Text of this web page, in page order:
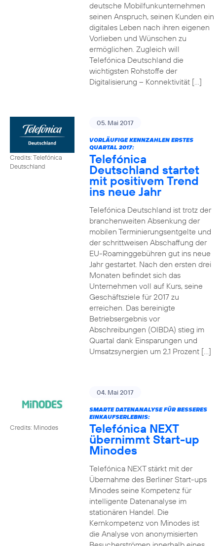
deutsche Mobilfunkunternehmen
seinen Anspruch, seinen Kunden ein
digitales Leben nach ihren eigenen
Vorlieben und Wünschen zu
ermöglichen. Zugleich will
Telefónica Deutschland die
wichtigsten Rohstoffe der
Digitalisierung – Konnektivität […]
Credits: Telefónica
Deutschland
05. Mai 2017
VORLÄUFIGE KENNZAHLEN ERSTES
QUARTAL 2017:
Telefónica
Deutschland startet
mit positivem Trend
ins neue Jahr
Telefónica Deutschland ist trotz der
branchenweiten Absenkung der
mobilen Terminierungsentgelte und
der schrittweisen Abschaffung der
EU-Roaminggebühren gut ins neue
Jahr gestartet. Nach den ersten drei
Monaten befindet sich das
Unternehmen voll auf Kurs, seine
Geschäftsziele für 2017 zu
erreichen. Das bereinigte
Betriebsergebnis vor
Abschreibungen (OIBDA) stieg im
Quartal dank Einsparungen und
Umsatzsynergien um 2,1 Prozent […]
Credits: Minodes
04. Mai 2017
SMARTE DATENANALYSE FÜR BESSERES
EINKAUFSERLEBNIS:
Telefónica NEXT
übernimmt Start-up
Minodes
Telefónica NEXT stärkt mit der
Übernahme des Berliner Start-ups
Minodes seine Kompetenz für
intelligente Datenanalyse im
stationären Handel. Die
Kernkompetenz von Minodes ist
die Analyse von anonymisierten